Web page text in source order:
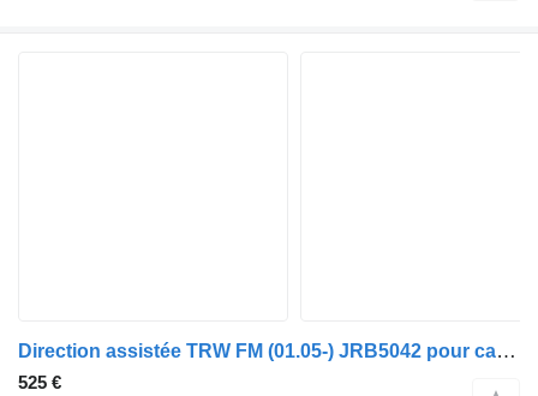
Direction assistée TRW FM (01.05-) JRB5042 pour camion Volvo FM7-FM12, FM, FMX (1998-2014)
525 €